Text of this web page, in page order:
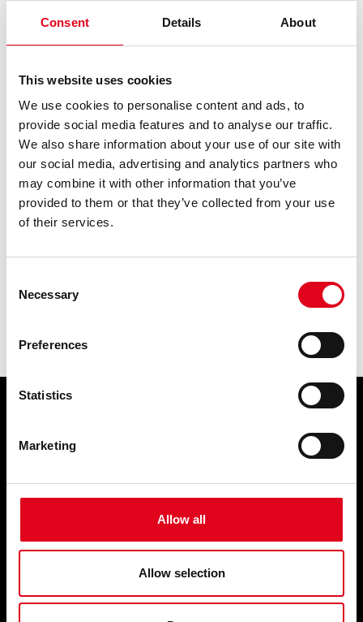
Consent Details About
This website uses cookies
We use cookies to personalise content and ads, to
provide social media features and to analyse our traffic.
We also share information about your use of our site with
our social media, advertising and analytics partners who
may combine it with other information that you’ve
provided to them or that they’ve collected from your use
of their services.
Selection
Necessary
Preferences
Statistics
Marketing
Allow all
Allow selection
07.05.2024 ARTS VISUALS
LA NIT DELS MUSEUS 2024 A LA
BROSSA
El pròxim dissabte 18 de maig, el Centre de les Arts Lliures
se suma a una nova edició de La Nit dels Museus i, de 19 h
a 00 h, podràs gaudir de tots els espais i de les propostes
LLEGEIX
Dimarts, de 16 a 20 h
Consulta els horaris especials
HORARI DEL BAR